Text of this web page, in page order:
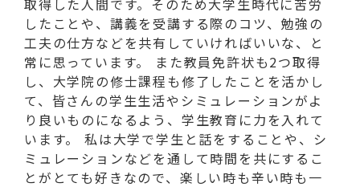
したことや、講義を受講する際のコツ、勉強の
工夫の仕方などを共有していければいいな、と
常に思っています。 また教員免許状も2つ取得
し、大学院の修士課程も修了したことを活かし
て、皆さんの学生生活やシミュレーションがよ
り良いものになるよう、学生教育に力を入れて
います。 私は大学で学生と話をすることや、シ
ミュレーションなどを通して時間を共にするこ
とがとても好きなので、楽しい時も辛い時も一